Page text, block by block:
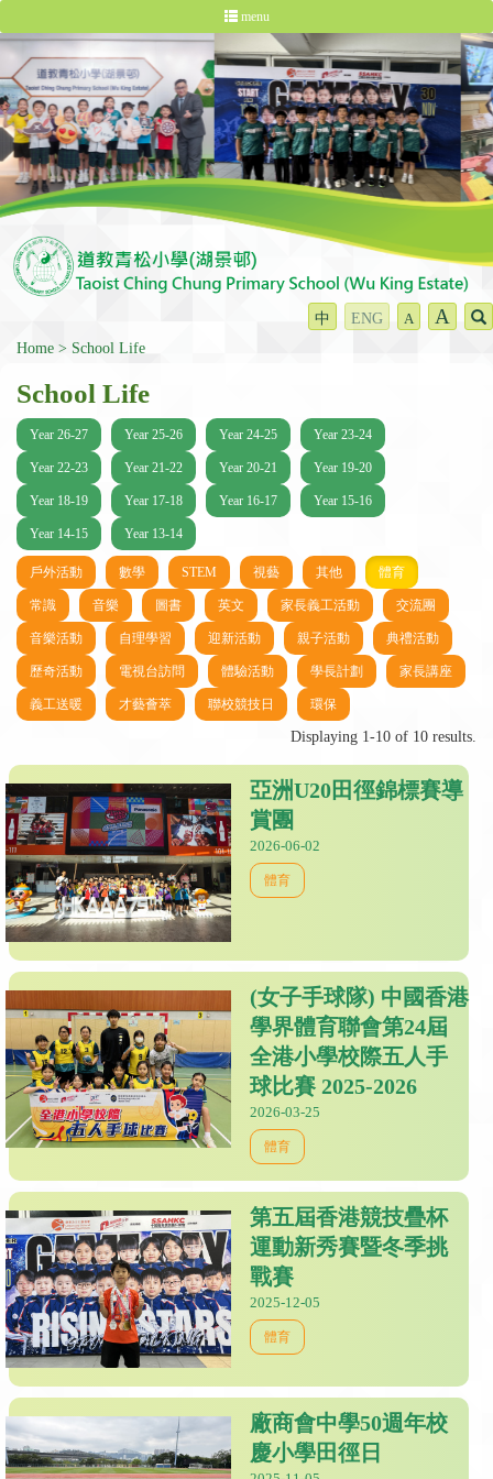
menu
中 ENG A A
Home School Life
School Life
Year 26-27 Year 25-26 Year 24-25 Year 23-24
Year 22-23 Year 21-22 Year 20-21 Year 19-20
Year 18-19 Year 17-18 Year 16-17 Year 15-16
Year 14-15 Year 13-14
戶外活動 數學 STEM 視藝 其他 體育
常識 音樂 圖書 英文 家長義工活動 交流團
音樂活動 自理學習 迎新活動 親子活動 典禮活動
歷奇活動 電視台訪問 體驗活動 學長計劃 家長講座
義工送暖 才藝薈萃 聯校競技日 環保
Displaying 1-10 of 10 results.
亞洲U20田徑錦標賽導
賞團
2026-06-02
體育
(女子手球隊) 中國香港
學界體育聯會第24屆
全港小學校際五人手
球比賽 2025-2026
2026-03-25
體育
第五屆香港競技疊杯
運動新秀賽暨冬季挑
戰賽
2025-12-05
體育
廠商會中學50週年校
慶小學田徑日